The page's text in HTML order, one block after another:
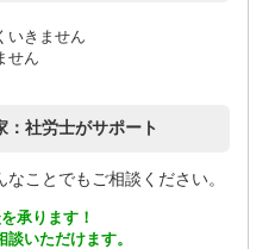
いきません
せん
：社労士がサポート
ことでもご相談ください。
承ります！
いただけます。